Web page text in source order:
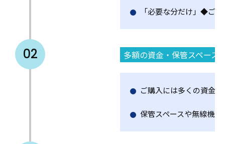
「必要な分だけ」◆ご
02 多額の資金・保管スペース
ご購入には多くの資金
保管スペースや無線機の